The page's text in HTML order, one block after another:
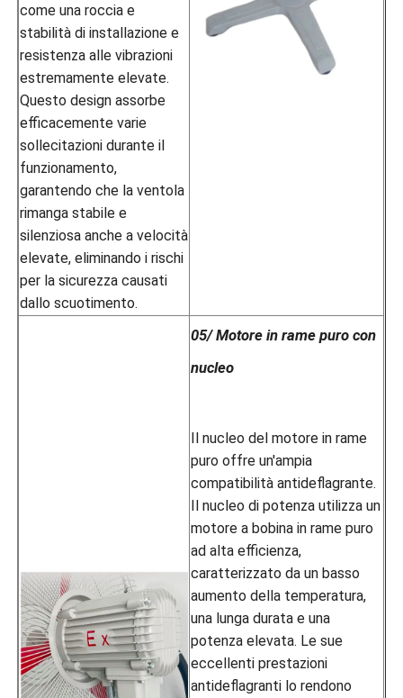
come una roccia e
stabilità di installazione e
resistenza alle vibrazioni
estremamente elevate.
Questo design assorbe
efficacemente varie
sollecitazioni durante il
funzionamento,
garantendo che la ventola
rimanga stabile e
silenziosa anche a velocità
elevate, eliminando i rischi
per la sicurezza causati
dallo scuotimento.
05/ Motore in rame puro con
nucleo
Il nucleo del motore in rame
puro offre un'ampia
compatibilità antideflagrante.
Il nucleo di potenza utilizza un
motore a bobina in rame puro
ad alta efficienza,
caratterizzato da un basso
aumento della temperatura,
una lunga durata e una
potenza elevata. Le sue
eccellenti prestazioni
antideflagranti lo rendono